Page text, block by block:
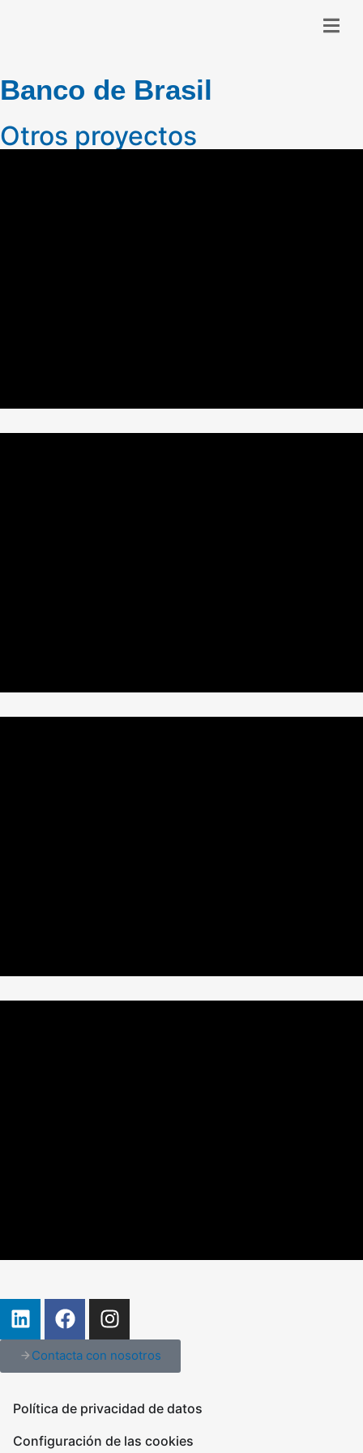
Banco de Brasil
Otros proyectos
Contacta con nosotros
Política de privacidad de datos
Configuración de las cookies